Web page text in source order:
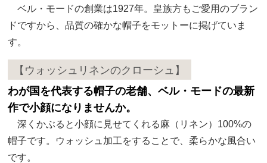
ベル・モードの創業は1927年。皇族方もご愛用のブラン
ドですから、品質の確かな帽子をモットーに掲げていま
す。
【ウォッシュリネンのクローシュ】
わが国を代表する帽子の老舗、ベル・モードの最新
作で小顔になりませんか。
深くかぶると小顔に見せてくれる麻（リネン）100%の
帽子です。ウォッシュ加工をすることで、柔らかな風合い
です。